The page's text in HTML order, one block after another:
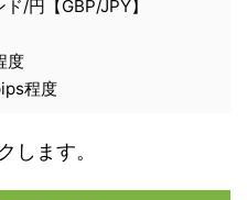
/円【GBP/JPY】
度
程度
します。